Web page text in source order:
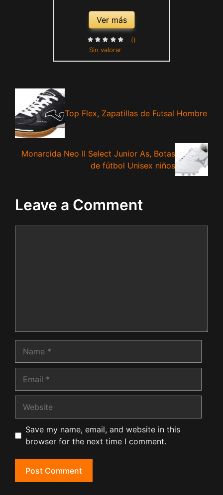
Ver más
Sin valorar
()
Top Flex, Zapatillas de Futsal Hombre
Monarcida Neo II Select Junior As, Botas
de fútbol Unisex niños
Leave a Comment
Save my name, email, and website in this
browser for the next time I comment.